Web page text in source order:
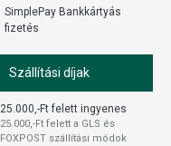
SimplePay Bankkártyás
fizetés
Szállítási díjak
25.000,-Ft felett ingyenes
25.000,-Ft felett a GLS és
FOXPOST szállítási módok